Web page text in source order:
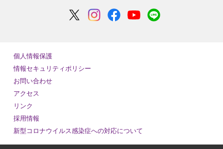
個人情報保護
情報セキュリティポリシー
お問い合わせ
アクセス
リンク
採用情報
新型コロナウイルス感染症への対応について